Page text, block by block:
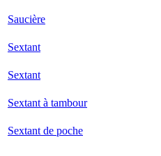
Saucière
Sextant
Sextant
Sextant à tambour
Sextant de poche